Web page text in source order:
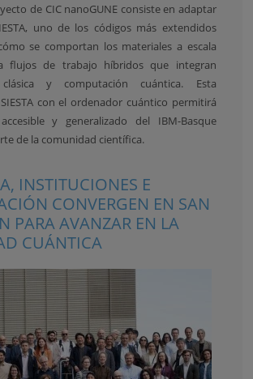
de CIC nanoGUNE consiste en adaptar
uno de los códigos más extendidos
se comportan los materiales a escala
flujos de trabajo híbridos que integran
clásica y computación cuántica. Esta
con el ordenador cuántico permitirá
y generalizado del IBM-Basque
de la comunidad científica.
INSTITUCIONES E
CONVERGEN EN SAN
PARA AVANZAR EN LA
CUÁNTICA